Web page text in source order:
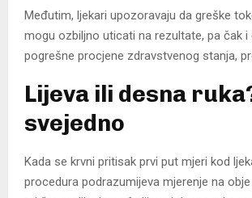
Međutim, ljekari upozoravaju da greške
mogu ozbiljno uticati na rezultate, pa čak i
pogrešne procjene zdravstvenog stanja,
Lijeva ili desna
svejedno
Kada se krvni pritisak prvi put mjeri kod
procedura podrazumijeva mjerenje na